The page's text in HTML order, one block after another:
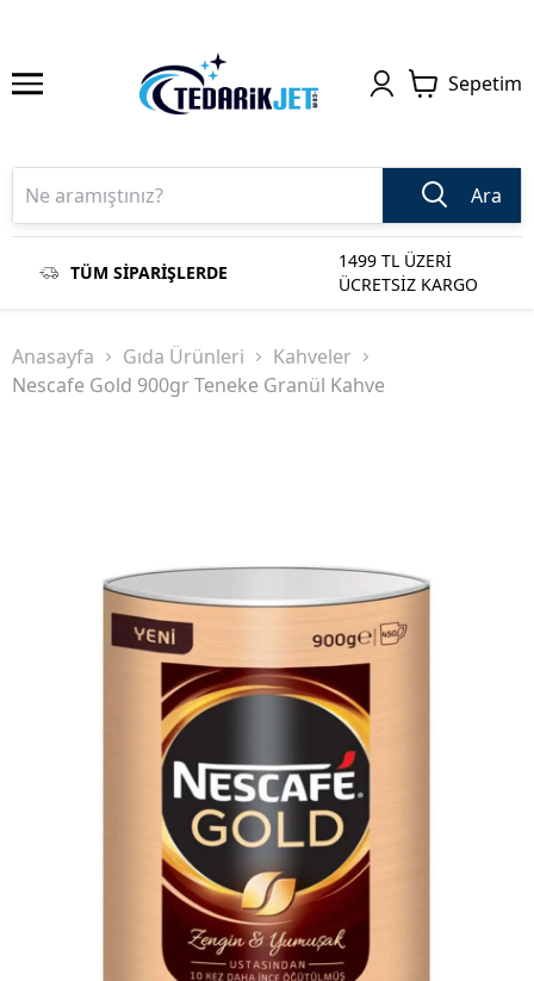
Sepetim
Ara
TÜM SİPARİŞLERDE
1499 TL ÜZERİ
ÜCRETSİZ KARGO
Anasayfa Gıda Ürünleri
Kahveler
Nescafe Gold 900gr Teneke Granül Kahve